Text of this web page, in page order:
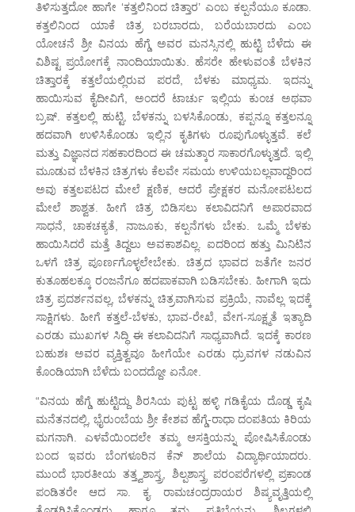
ತಿಳಿಸುತ್ತದೋ ಹಾಗೇ ‘ಕತ್ತಲಿನಿಂದ ಚಿತ್ತಾರ’ ಎಂಬ ಕಲ್ಪನೆಯೂ ಕೂಡಾ.
ಕತ್ತಲಿನಿಂದ ಯಾಕೆ ಚಿತ್ರ ಬರಬಾರದು, ಬರೆಯಬಾರದು ಎಂಬ
ಯೋಚನೆ ಶ್ರೀ ವಿನಯ ಹೆಗ್ಡೆ ಅವರ ಮನಸ್ಸಿನಲ್ಲಿ ಹುಟ್ಟಿ ಬೆಳೆದು ಈ
ವಿಶಿಷ್ಟ ಪ್ರಯೋಗಕ್ಕೆ ನಾಂದಿಯಾಯಿತು. ಹೆಸರೇ ಹೇಳುವಂತೆ ಬೆಳಕಿನ
ಚಿತ್ತಾರಕ್ಕೆ ಕತ್ತಲೆಯಲ್ಲಿರುವ ಪರದೆ, ಬೆಳಕು ಮಾಧ್ಯಮ. ಇದನ್ನು
ಹಾಯಿಸುವ ಕೈದೀವಿಗೆ, ಅಂದರೆ ಟಾರ್ಚು ಇಲ್ಲಿಯ ಕುಂಚ ಅಥವಾ
ಬ್ರಷ್. ಕತ್ತಲಲ್ಲಿ ಹುಟ್ಟಿ, ಬೆಳಕನ್ನು ಬಳಸಿಕೊಂಡು, ಕಪ್ಪನ್ನೂ ಕತ್ತಲನ್ನೂ
ಹದವಾಗಿ ಉಳಿಸಿಕೊಂಡು ಇಲ್ಲಿನ ಕೃತಿಗಳು ರೂಪುಗೊಳ್ಳುತ್ತವೆ. ಕಲೆ
ಮತ್ತು ವಿಜ್ಞಾನದ ಸಹಕಾರದಿಂದ ಈ ಚಮತ್ಕಾರ ಸಾಕಾರಗೊಳ್ಳುತ್ತದೆ. ಇಲ್ಲಿ
ಮೂಡುವ ಬೆಳಕಿನ ಚಿತ್ರಗಳು ಕೆಲವೇ ಸಮಯ ಉಳಿಯಬಲ್ಲವಾದ್ದರಿಂದ
ಅವು ಕತ್ತಲಪಟದ ಮೇಲೆ ಕ್ಷಣಿಕ, ಆದರೆ ಪ್ರೇಕ್ಷಕರ ಮನೋಪಟಲದ
ಮೇಲೆ ಶಾಶ್ವತ. ಹೀಗೆ ಚಿತ್ರ ಬಿಡಿಸಲು ಕಲಾವಿದನಿಗೆ ಅಪಾರವಾದ
ಸಾಧನೆ, ಚಾಕಚಕ್ಯತೆ, ನಾಜೂಕು, ಕಲ್ಪನೆಗಳು ಬೇಕು. ಒಮ್ಮೆ ಬೆಳಕು
ಹಾಯಿಸಿದರೆ ಮತ್ತೆ ತಿದ್ದಲು ಅವಕಾಶವಿಲ್ಲ. ಐದರಿಂದ ಹತ್ತು ಮಿನಿಟಿನ
ಒಳಗೆ ಚಿತ್ರ ಪೂರ್ಣಗೊಳ್ಳಲೇಬೇಕು. ಚಿತ್ರದ ಭಾವದ ಜತೆಗೇ ಜನರ
ಕುತೂಹಲಕ್ಕೂ ರಂಜನೆಗೂ ಹದಪಾಕವಾಗಿ ಬಡಿಸಬೇಕು. ಹೀಗಾಗಿ ಇದು
ಚಿತ್ರ ಪ್ರದರ್ಶನವಲ್ಲ, ಬೆಳಕನ್ನು ಚಿತ್ರವಾಗಿಸುವ ಪ್ರಕ್ರಿಯೆ, ನಾವೆಲ್ಲ ಇದಕ್ಕೆ
ಸಾಕ್ಷಿಗಳು. ಹೀಗೆ ಕತ್ತಲೆ-ಬೆಳಕು, ಭಾವ-ರೇಖೆ, ವೇಗ-ಸೂಕ್ಷ್ಮತೆ ಇತ್ಯಾದಿ
ಎರಡು ಮುಖಗಳ ಸಿದ್ಧಿ ಈ ಕಲಾವಿದನಿಗೆ ಸಾಧ್ಯವಾಗಿದೆ. ಇದಕ್ಕೆ ಕಾರಣ
ಬಹುಶಃ ಅವರ ವ್ಯಕ್ತಿತ್ವವೂ ಹೀಗೆಯೇ ಎರಡು ಧ್ರುವಗಳ ನಡುವಿನ
ಕೊಂಡಿಯಾಗಿ ಬೆಳೆದು ಬಂದದ್ದೋ ಏನೋ.
“ವಿನಯ ಹೆಗ್ಡೆ ಹುಟ್ಟಿದ್ದು ಶಿರಸಿಯ ಪುಟ್ಟ ಹಳ್ಳಿ ಗಡಿಕೈಯ ದೊಡ್ಡ ಕೃಷಿ
ಮನೆತನದಲ್ಲಿ, ಭೈರುಂಬೆಯ ಶ್ರೀ ಕೇಶವ ಹೆಗ್ಡೆ-ರಾಧಾ ದಂಪತಿಯ ಕಿರಿಯ
ಮಗನಾಗಿ. ಎಳವೆಯಿಂದಲೇ ತಮ್ಮ ಆಸಕ್ತಿಯನ್ನು ಪೋಷಿಸಿಕೊಂಡು
ಬಂದ ಇವರು ಬೆಂಗಳೂರಿನ ಕೆನ್ ಶಾಲೆಯ ವಿದ್ಯಾರ್ಥಿಯಾದರು.
ಮುಂದೆ ಭಾರತೀಯ ತತ್ತ್ವಶಾಸ್ತ್ರ, ಶಿಲ್ಪಶಾಸ್ತ್ರ ಪರಂಪರೆಗಳಲ್ಲಿ ಪ್ರಕಾಂಡ
ಪಂಡಿತರೇ ಆದ ಸಾ. ಕೃ. ರಾಮಚಂದ್ರರಾಯರ ಶಿಷ್ಯವೃತ್ತಿಯಲ್ಲಿ